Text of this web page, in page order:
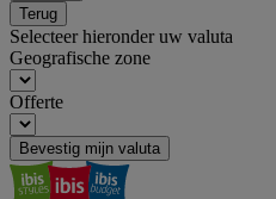
Terug
Selecteer hieronder uw valuta
Geografische zone
Offerte
Bevestig mijn valuta